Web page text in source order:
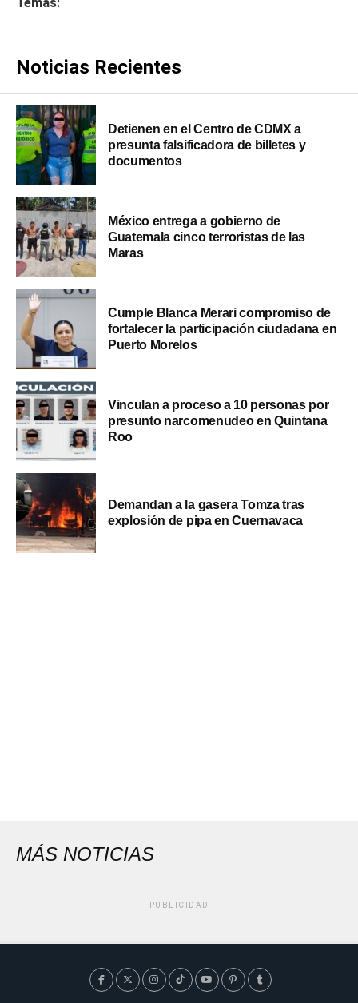
Noticias Recientes
Detienen en el Centro de CDMX a
presunta falsificadora de billetes y
documentos
México entrega a gobierno de
Guatemala cinco terroristas de las
Maras
Cumple Blanca Merari compromiso de
fortalecer la participación ciudadana en
Puerto Morelos
Vinculan a proceso a 10 personas por
presunto narcomenudeo en Quintana
Roo
Demandan a la gasera Tomza tras
explosión de pipa en Cuernavaca
MÁS NOTICIAS
PUBLICIDAD